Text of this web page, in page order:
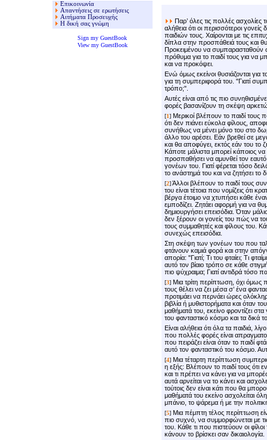
Επικοινωνία
Απαντήσεις σε ερωτήσεις
Αιτήματα Προσευχής
Η δική σας γνώμη
Sign my GuestBook
View my GuestBook
Παρ’ όλες τις πολλές ασχολίες
αλήθεια ότι οι περισσότεροι
παιδιών τους. Χαίρονται με τις
δίπλα στην προσπάθειά τους και
Προκειμένου να συμπαρασταθούν
πρόθυμα για το παιδί τους για να
και να προκόψει.
Ενώ όμως εκείνοι θυσιάζονται για
για τη συμπεριφορά του. "Γιατί
τρόπο;".
Αυτές είναι από τις πιο
φορές βασανίζουν τη σκέψη
[1]Μερικοί βλέπουν το παιδί
ότι δεν πιάνει εύκολα φίλους,
συνήθως να μένει μόνο του στο
άλλο του αρέσει. Εάν βρεθεί σε
και θα αποφύγει, εκτός εάν του
Κάποτε μάλιστα μπορεί κάποιος να
προσπαθήσει να αμυνθεί τον εαυτό
γονέων του. Γιατί φέρεται τόσο
το ανάστημά του και να ζητήσει το
[2]Άλλοι βλέπουν το παιδί τους
του είναι τέτοια που νομίζεις ότι
βέργα έτοιμο να χτυπήσει κάθε
εμποδίζει. Ζητάει αφορμή για να
δημιουργήσει επεισόδια. Όταν
δεν ξέρουν οι γονείς του πώς να
τους συμμαθητές και φίλους του.
συνεχώς επεισόδια.
Στη σκέψη των γονέων του που
φτάνουν καμιά φορά και στην
απορία: "Γιατί; Τι του φταίει; Τι
αυτό τον βίαιο τρόπο σε κάθε
πιο ψύχραιμα; Γιατί αντιδρά τόσο
[3]Μια τρίτη περίπτωση, όχι όμως
τους θέλει να ζει μέσα σ’ ένα
προτιμάει να περνάει ώρες
βιβλία ή μυθιστορήματα και όταν
μαθήματά του, εκείνο φροντίζει
του φανταστικό κόσμο και τα δικά
Είναι αλήθεια ότι όλα τα παιδιά,
που πολλές φορές είναι
που πειράζει είναι όταν το παιδί
αυτό τον φανταστικό του κόσμο.
[4]Μια τέταρτη περίπτωση
η εξής: Βλέπουν το παιδί τους ότι
και τι πρέπει να κάνει για να
αυτά αρνείται να το κάνει και
τούτοις δεν είναι κάτι που θα
μαθήματά του εκείνο ασχολείται
μπάνιο, το ψάρεμα ή με την
[5]Μια πέμπτη τέλος περίπτωση
πιο συχνό, να συμμορφώνεται με
του. Κάθε τι που πιστεύουν οι
κάνουν το βρίσκει σαν δικαιολογία.